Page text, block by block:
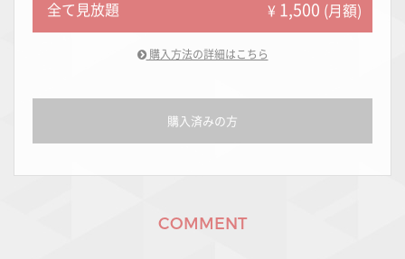
全て見放題 ¥ 1,500 (月額)
購入方法の詳細はこちら
購入済みの方
COMMENT